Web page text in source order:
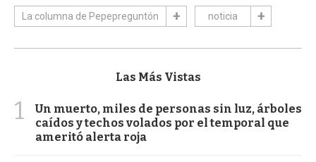
La columna de Pepepreguntón noticia
Las Más Vistas
1
Un muerto, miles de personas sin luz, árboles
caídos y techos volados por el temporal que
ameritó alerta roja